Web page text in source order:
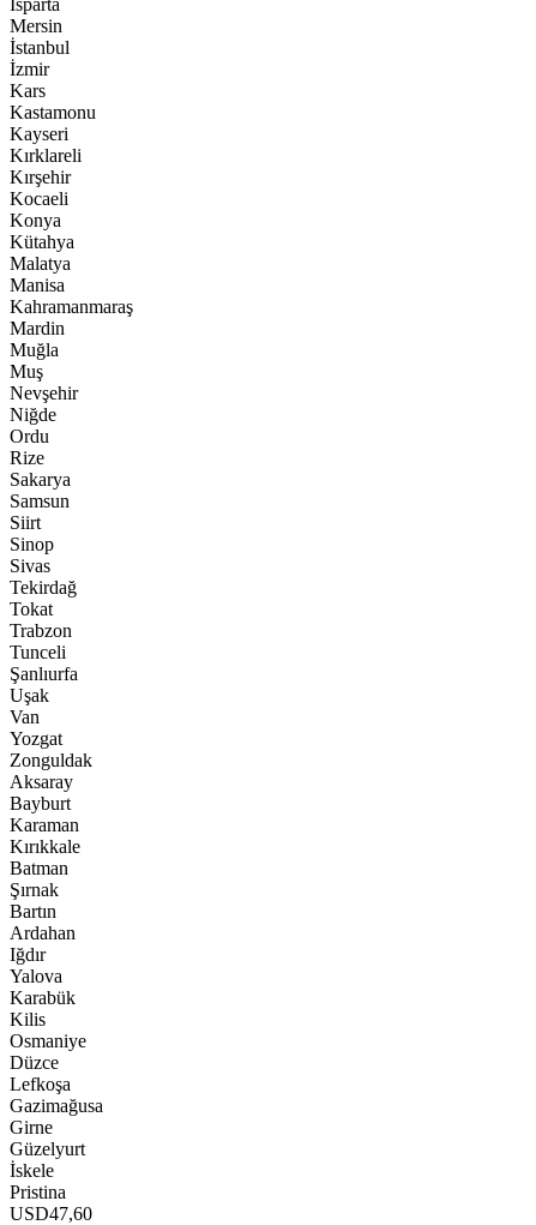
Isparta
Mersin
İstanbul
İzmir
Kars
Kastamonu
Kayseri
Kırklareli
Kırşehir
Kocaeli
Konya
Kütahya
Malatya
Manisa
Kahramanmaraş
Mardin
Muğla
Muş
Nevşehir
Niğde
Ordu
Rize
Sakarya
Samsun
Siirt
Sinop
Sivas
Tekirdağ
Tokat
Trabzon
Tunceli
Şanlıurfa
Uşak
Van
Yozgat
Zonguldak
Aksaray
Bayburt
Karaman
Kırıkkale
Batman
Şırnak
Bartın
Ardahan
Iğdır
Yalova
Karabük
Kilis
Osmaniye
Düzce
Lefkoşa
Gazimağusa
Girne
Güzelyurt
İskele
Pristina
USD47,60